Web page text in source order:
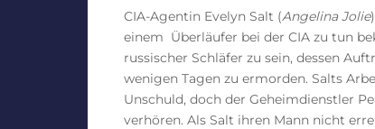
CIA-Agentin Evelyn Salt (Angelina Jolie
einem Überläufer bei der CIA zu tun
russischer Schläfer zu sein, dessen
wenigen Tagen zu ermorden. Salts
Unschuld, doch der Geheimdienstler
verhören. Als Salt ihren Mann nicht